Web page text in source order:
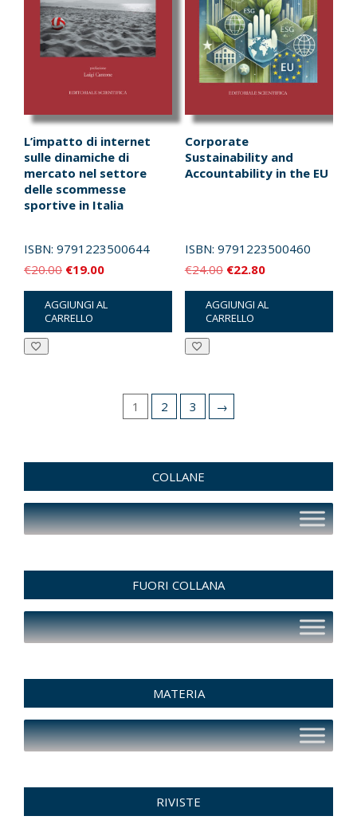
L’impatto di internet
sulle dinamiche di
mercato nel settore
delle scommesse
sportive in Italia
ISBN: 9791223500644
€20.00 Il
prezzo
originale
era:
€19.00Il
prezzo
attuale
è:
AGGIUNGI AL
CARRELLO
Corporate
Sustainability and
Accountability in the EU
ISBN: 9791223500460
€24.00 Il
prezzo
originale
era:
€22.80Il
prezzo
attuale
è:
AGGIUNGI AL
CARRELLO
1 2 3 →
COLLANE
FUORI COLLANA
MATERIA
RIVISTE